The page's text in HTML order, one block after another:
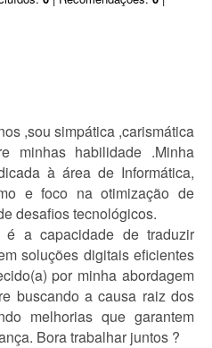
,sou simpática ,carismática
minhas habilidade .Minha
à área de Informática,
e foco na otimização de
desafios tecnológicos.
a capacidade de traduzir
soluções digitais eficientes
por minha abordagem
buscando a causa raiz dos
melhorias que garantem
Bora trabalhar juntos ?